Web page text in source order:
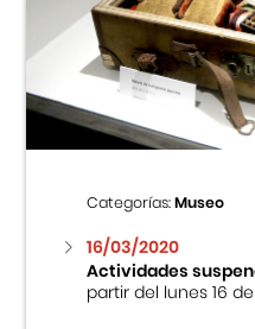
Categorías:Museo
16/03/2020
Actividades
partir del lunes 16